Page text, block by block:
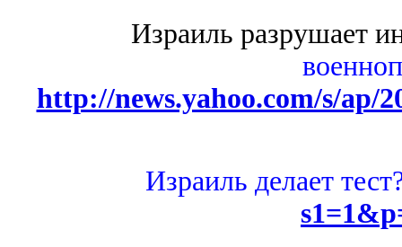
Израиль разрушает
http://news.yahoo.com/s/ap/
Израиль делает